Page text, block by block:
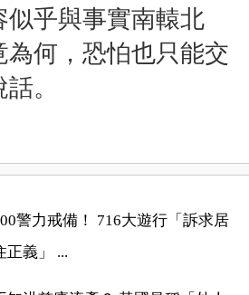
似乎與事實南轅北
為何，恐怕也只能交
。
警力戒備！ 716大遊行「訴求居
正義」 ...